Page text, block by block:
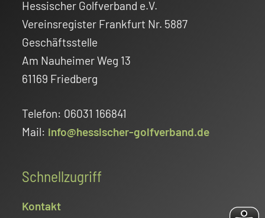
Hessischer Golfverband e.V.
Vereinsregister Frankfurt Nr. 5887
Geschäftsstelle
Am Nauheimer Weg 13
61169 Friedberg
Telefon: 06031 166841
Mail: info@hessischer-golfverband.de
Schnellzugriff
Kontakt